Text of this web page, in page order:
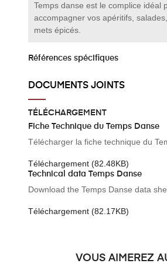
Temps danse est le complice idéal
accompagner vos apéritifs,
mets épicés.
Références spécifiques
DOCUMENTS JOINTS
TÉLÉCHARGEMENT
Fiche Technique du Temps Danse
Télécharger la fiche technique du
Téléchargement (82.48KB)
Technical data Temps Danse
Download the Temps Danse data
Téléchargement (82.17KB)
VOUS AIMEREZ